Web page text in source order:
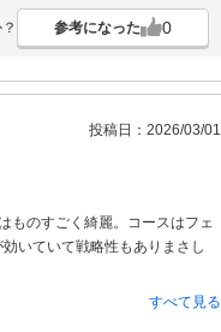
参考になった 0
投稿日：2026/03/01
ものすごく綺麗。コースはフェ
いていて戦略性もありまさし
すべて見る